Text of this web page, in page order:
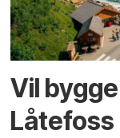
Vil
Låtefoss